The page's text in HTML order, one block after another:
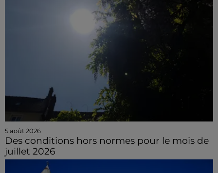
5 août 2026
Des conditions hors normes pour le mois de
juillet 2026